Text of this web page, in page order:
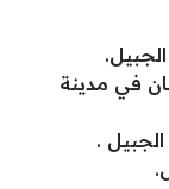
في مدينة
.